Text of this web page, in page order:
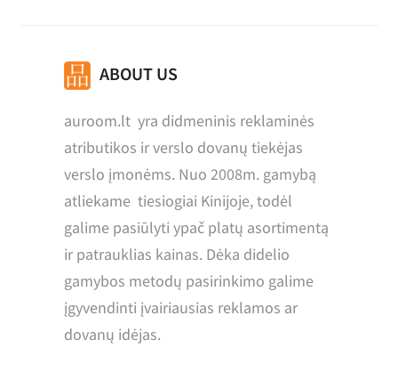
ABOUT US
auroom.lt yra didmeninis reklaminės
atributikos ir verslo dovanų tiekėjas
verslo įmonėms. Nuo 2008m. gamybą
atliekame tiesiogiai Kinijoje, todėl
galime pasiūlyti ypač platų asortimentą
ir patrauklias kainas. Dėka didelio
gamybos metodų pasirinkimo galime
įgyvendinti įvairiausias reklamos ar
dovanų idėjas.